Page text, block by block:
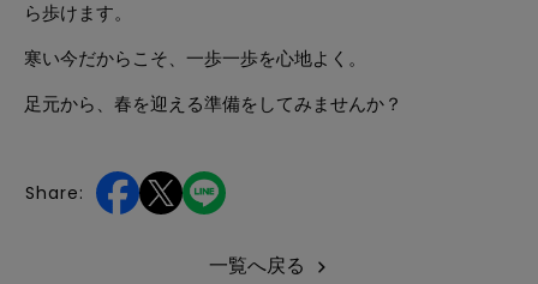
ら歩けます。
寒い今だからこそ、一歩一歩を心地よく。
足元から、春を迎える準備をしてみませんか？
Share:
一覧へ戻る